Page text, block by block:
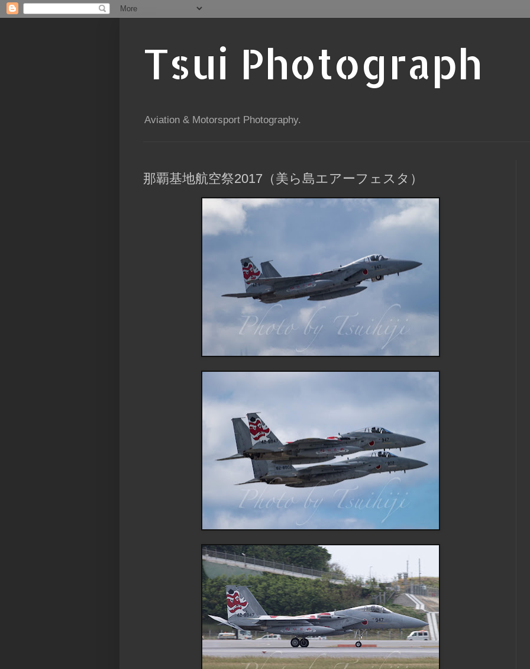
Tsui Photograph
Aviation & Motorsport Photography.
那覇基地航空祭2017（美ら島エアーフェスタ）